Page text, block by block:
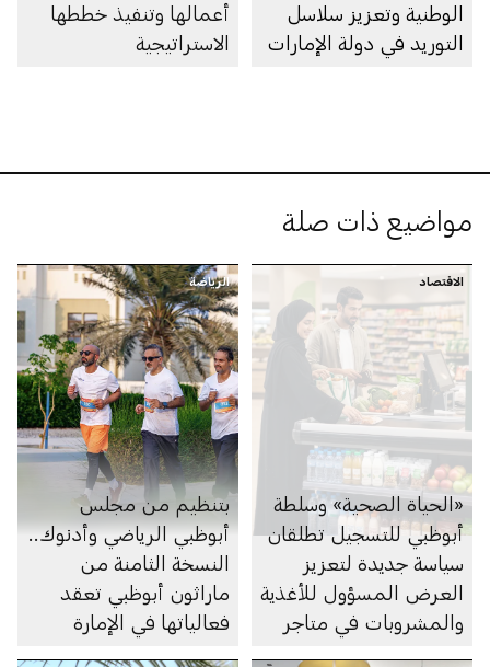
الوطنية وتعزيز سلاسل
التوريد في دولة الإمارات
أعمالها وتنفيذ خططها
الاستراتيجية
مواضيع ذات صلة
الاقتصاد
«الحياة الصحية» وسلطة
أبوظبي للتسجيل تطلقان
سياسة جديدة لتعزيز
العرض المسؤول للأغذية
والمشروبات في متاجر
الرياضة
بتنظيم من مجلس
أبوظبي الرياضي وأدنوك..
النسخة الثامنة من
ماراثون أبوظبي تعقد
فعالياتها في الإمارة